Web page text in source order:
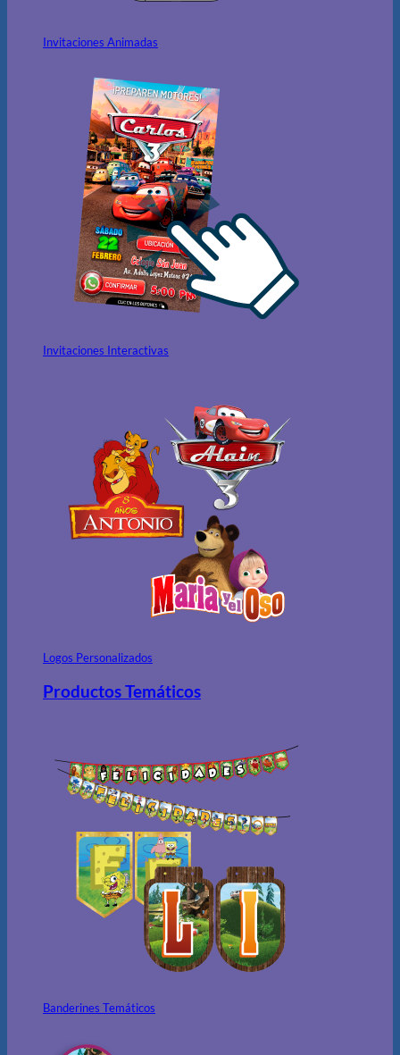
Invitaciones Animadas
Invitaciones Interactivas
Logos Personalizados
Productos Temáticos
Banderines Temáticos